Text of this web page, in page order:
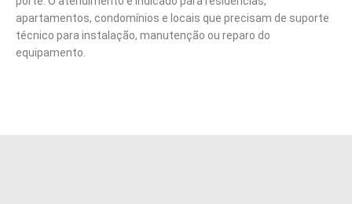
apartamentos, condomínios e locais que precisam de suporte
técnico para instalação, manutenção ou reparo do
equipamento.